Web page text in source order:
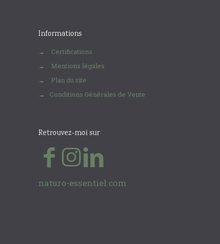
Informations
→ Certifications
→ Mentions légales
→ Plan du site
→ Conditions Générales de Vente
Retrouvez-moi sur
naturo-essentiel.com